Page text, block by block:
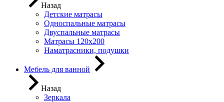
Назад
Детские матрасы
Односпальные матрасы
Двуспальные матрасы
Матрасы 120х200
Наматрасники, подушки
Мебель для ванной
Назад
Зеркала